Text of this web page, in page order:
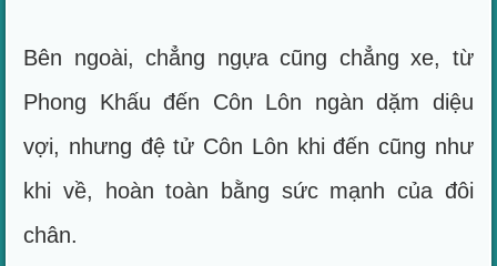
Bên ngoài, chẳng ngựa cũng chẳng xe, từ
Phong Khấu đến Côn Lôn ngàn dặm diệu
vợi, nhưng đệ tử Côn Lôn khi đến cũng như
khi về, hoàn toàn bằng sức mạnh của đôi
chân.